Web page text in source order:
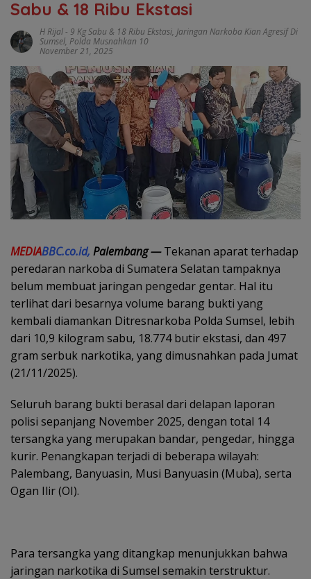
Sabu & 18 Ribu Ekstasi
H Rijal- 9 Kg Sabu & 18 Ribu Ekstasi, Jaringan Narkoba Kian Agresif Di
Sumsel, Polda Musnahkan 10
November 21, 2025
MEDIABBC.co.id, Palembang —Tekanan aparat terhadap
peredaran narkoba di Sumatera Selatan tampaknya
belum membuat jaringan pengedar gentar. Hal itu
terlihat dari besarnya volume barang bukti yang
kembali diamankan Ditresnarkoba Polda Sumsel, lebih
dari 10,9 kilogram sabu, 18.774 butir ekstasi, dan 497
gram serbuk narkotika, yang dimusnahkan pada Jumat
(21/11/2025).
Seluruh barang bukti berasal dari delapan laporan
polisi sepanjang November 2025, dengan total 14
tersangka yang merupakan bandar, pengedar, hingga
kurir. Penangkapan terjadi di beberapa wilayah:
Palembang, Banyuasin, Musi Banyuasin (Muba), serta
Ogan Ilir (OI).
Para tersangka yang ditangkap menunjukkan bahwa
jaringan narkotika di Sumsel semakin terstruktur.